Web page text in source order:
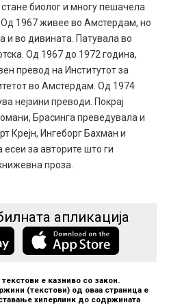
биолог и многу пешачела
1967 живее во Амстердам, но
и во дивината. Патувала во
Од 1967 до 1972 година,
превод на Институтот за
во Амстердам. Од 1974
нејзини преводи. Покрај
Брасинга преведувала и
Крејн, Ингеборг Бахман и
за авторите што ги
проза.
апликација
е казниво со закон.
(текстови) од оваа страница е
хиперлинк до содржината